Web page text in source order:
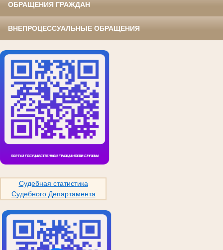
ОБРАЩЕНИЯ ГРАЖДАН
ВНЕПРОЦЕССУАЛЬНЫЕ ОБРАЩЕНИЯ
Судебная статистика
Судебного Департамента